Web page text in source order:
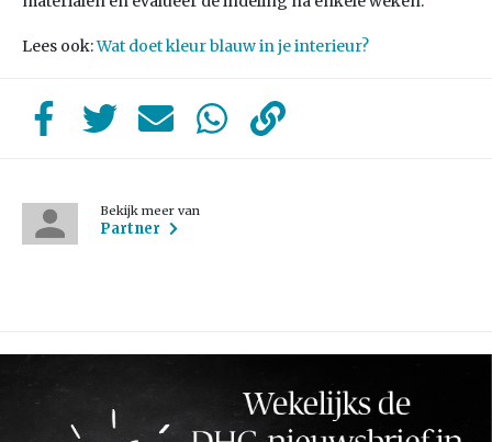
Lees ook:Wat doet kleur blauw in je interieur?
Bekijk meer van
Partner